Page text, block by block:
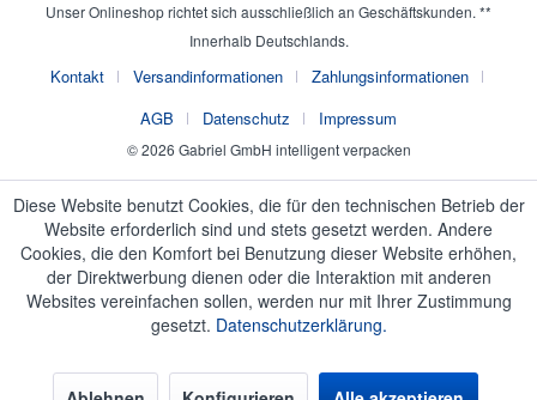
Unser Onlineshop richtet sich ausschließlich an Geschäftskunden. **
Innerhalb Deutschlands.
Kontakt Versandinformationen
Zahlungsinformationen
AGB
Datenschutz Impressum
© 2026 Gabriel GmbH intelligent verpacken
Diese Website benutzt Cookies, die für den technischen Betrieb der
Website erforderlich sind und stets gesetzt werden. Andere
Cookies, die den Komfort bei Benutzung dieser Website erhöhen,
der Direktwerbung dienen oder die Interaktion mit anderen
Websites vereinfachen sollen, werden nur mit Ihrer Zustimmung
gesetzt. Datenschutzerklärung.